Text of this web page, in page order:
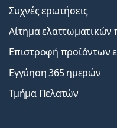
Συχνές ερωτήσεις
Αίτημα ελαττωματικών
Επιστροφή προϊόντων
Εγγύηση 365 ημερών
Τμήμα Πελατών